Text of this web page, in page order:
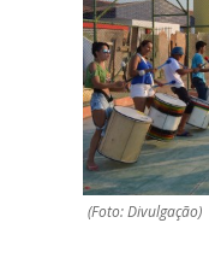
(Foto: Divulgação)